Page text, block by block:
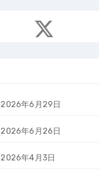
2026年6月29日
2026年6月26日
2026年4月3日